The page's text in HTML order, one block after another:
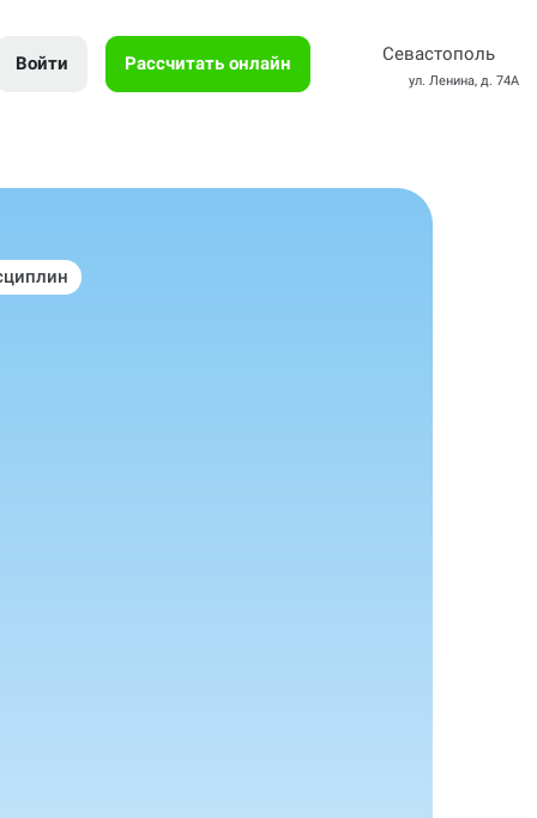
Войти Рассчитать онлайн Севастополь
ул. Ленина, д. 74А